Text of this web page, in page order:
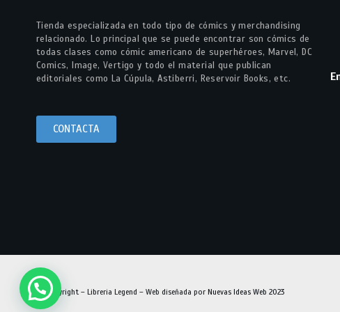
Tienda especializada en todo tipo de cómics y merchandising
relacionado. Lo principal que se puede encontrar son cómics de
todas clases como cómic americano de superhéroes, Marvel, DC
Comics, Image, Vertigo y todo el material que publican
editoriales como La Cúpula, Astiberri, Reservoir Books, etc.
CONTACTA
© Copyright – Libreria Legend – Web diseñada por Nuevas Ideas Web 2023